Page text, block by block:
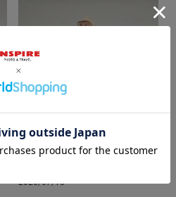
2026/07/13